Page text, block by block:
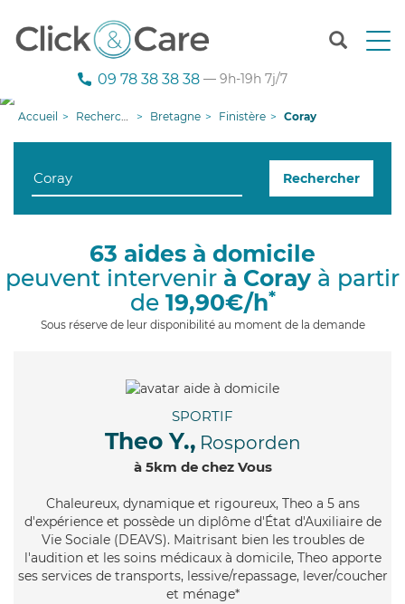
T
n
g
i
09 78 38 38 38 — 9h-19h 7j/7
Accueil Recherche aide à domicile Bretagne Finistère Coray
Rechercher
63 aides à domicile
peuvent intervenir à Coray à partir
de 19,90€/h*
Sous réserve de leur disponibilité au moment de la demande
SPORTIF
Theo Y., Rosporden
à 5km de chez Vous
Chaleureux, dynamique et rigoureux, Theo a 5 ans
d'expérience et possède un diplôme d'État d'Auxiliaire de
Vie Sociale (DEAVS). Maitrisant bien les troubles de
l'audition et les soins médicaux à domicile, Theo apporte
ses services de transports, lessive/repassage, lever/coucher
et ménage*